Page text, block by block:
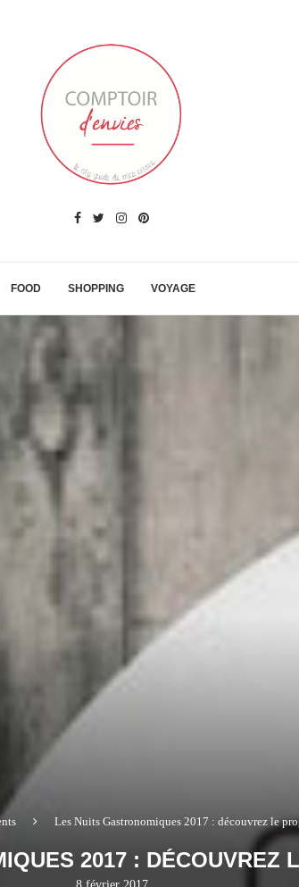
FOOD SHOPPING VOYAGE
Les Nuits Gastronomiques 2017 : découvrez le
2017 : DÉCOUVREZ